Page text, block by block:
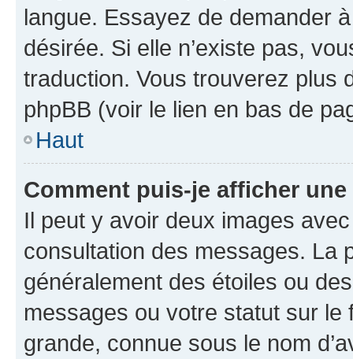
langue. Essayez de demander
désirée. Si elle n’existe pas,
traduction. Vous trouverez plus
phpBB (voir le lien en bas de
Haut
Comment puis-je afficher
Il peut y avoir deux images
consultation des messages. La
généralement des étoiles ou
messages ou votre statut sur
grande, connue sous le nom